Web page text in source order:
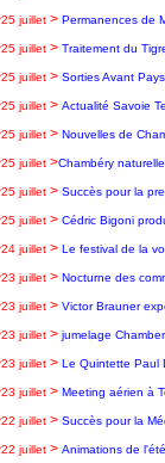
25 juillet > Permanences de
25 juillet > Traitement du
25 juillet > Sorties Avant
25 juillet > Actualité Savoie
25 juillet > Nouvelles de
25 juillet >Chambéry
25 juillet > Succès pour la
25 juillet > Cédric Bigoni
24 juillet > Le festival de la
23 juillet > Nocturne des
23 juillet > Victor Brauner
23 juillet > jumelage
23 juillet > Le Quintette Paul
23 juillet > Meeting aérien à
22 juillet > Succès pour la
22 juillet > Animations de